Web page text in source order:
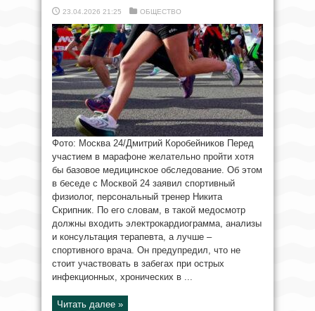
23.04.2026 21:25 ОБЩЕСТВО
Фото: Москва 24/Дмитрий Коробейников Перед
участием в марафоне желательно пройти хотя
бы базовое медицинское обследование. Об этом
в беседе с Москвой 24 заявил спортивный
физиолог, персональный тренер Никита
Скрипник. По его словам, в такой медосмотр
должны входить электрокардиограмма, анализы
и консультация терапевта, а лучше –
спортивного врача. Он предупредил, что не
стоит участвовать в забегах при острых
инфекционных, хронических в ...
Читать далее »